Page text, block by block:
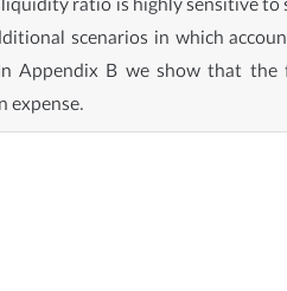
ratio is highly sensitive
scenarios in which
Appendix B we show that
expense.